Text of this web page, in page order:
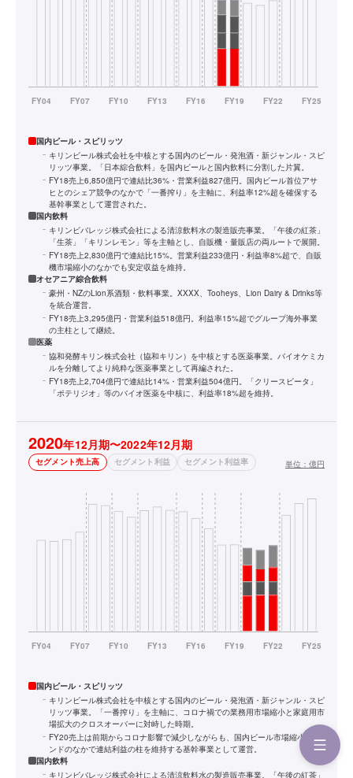
国内ビール・スピリッツ
キリンビール株式会社を中核とする国内のビール・発泡酒・新ジャンル・スピ
リッツ事業。「日本綜合飲料」を国内ビールと国内飲料に分割した片翼。
FY18売上6,850億円で連結比36%・営業利益827億円。国内ビール首位アサ
ヒとのシェア競争のなかで「一番搾り」を主軸に、利益率12%超を確保する
基幹事業として運営された。
国内飲料
キリンビバレッジ株式会社による清涼飲料水の製造販売事業。「午後の紅茶」
「生茶」「キリンレモン」等を主軸とし、自販機・量販店の両ルートで展開。
FY18売上2,830億円で連結比15%。営業利益233億円・利益率8%超で、自販
機市場縮小のなかでも安定収益を維持。
オセアニア綜合飲料
豪州・NZのLion系酒類・飲料事業。XXXX、Tooheys、Lion Dairy & Drinks等
を統合運営。
FY18売上3,295億円・営業利益518億円。利益率15%超でグループ海外事業
の主柱として継続。
医薬
協和発酵キリン株式会社（協和キリン）を中核とする医薬事業。バイオケミカ
ルを分離してより純粋な医薬事業として再編された。
FY18売上2,704億円で連結比14%・営業利益504億円。「クリースビータ」
「ポテリジオ」等のバイオ医薬を中核に、利益率18%超を維持。
2020年12月期〜2022年12月期
セグメント売上高 セグメント利益 セグメント利益率 単位： 億円
国内ビール・スピリッツ
キリンビール株式会社を中核とする国内のビール・発泡酒・新ジャンル・スピ
リッツ事業。「一番搾り」を主軸に、コロナ禍での業務用市場縮小と家庭用市
場拡大のクロスオーバーに対峙した時期。
FY20売上は前期からコロナ影響で減少しながらも、国内ビール市場縮小トレ
ンドのなかで連結利益の柱を維持する基幹事業として運営。
国内飲料
キリンビバレッジ株式会社による清涼飲料水の製造販売事業。「午後の紅茶」